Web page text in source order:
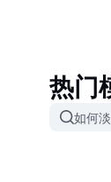
热门
如何